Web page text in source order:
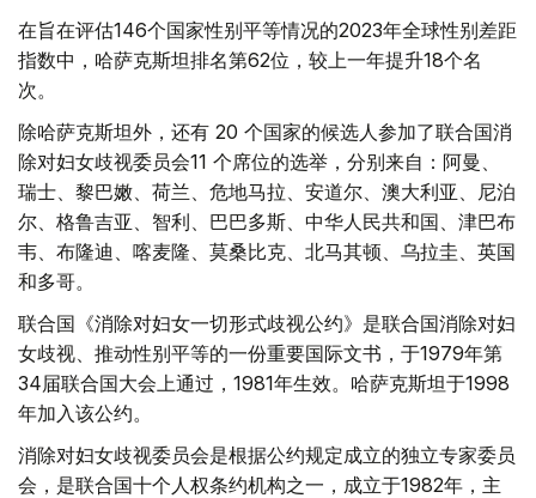
在旨在评估146个国家性别平等情况的2023年全球性别差距
指数中，哈萨克斯坦排名第62位，较上一年提升18个名
次。
除哈萨克斯坦外，还有 20 个国家的候选人参加了联合国消
除对妇女歧视委员会11 个席位的选举，分别来自：阿曼、
瑞士、黎巴嫩、荷兰、危地马拉、安道尔、澳大利亚、尼泊
尔、格鲁吉亚、智利、巴巴多斯、中华人民共和国、津巴布
韦、布隆迪、喀麦隆、莫桑比克、北马其顿、乌拉圭、英国
和多哥。
联合国《消除对妇女一切形式歧视公约》是联合国消除对妇
女歧视、推动性别平等的一份重要国际文书，于1979年第
34届联合国大会上通过，1981年生效。哈萨克斯坦于1998
年加入该公约。
消除对妇女歧视委员会是根据公约规定成立的独立专家委员
会，是联合国十个人权条约机构之一，成立于1982年，主